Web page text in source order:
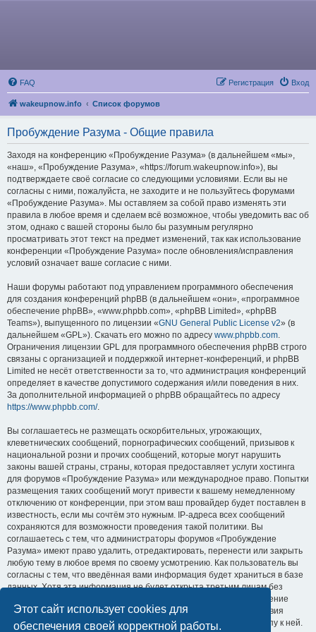
Этот сайт использует cookies для
обеспечения своей корректной работы.
FAQ Вход
Регистрация
wakeupnow.info Список форумов
Пробуждение Разума - Общие правила
Заходя на конференцию «Пробуждение Разума» (в дальнейшем «мы»,
«наш», «Пробуждение Разума», «https://forum.wakeupnow.info»), вы
подтверждаете своё согласие со следующими условиями. Если вы не
согласны с ними, пожалуйста, не заходите и не пользуйтесь форумами
«Пробуждение Разума». Мы оставляем за собой право изменять эти
правила в любое время и сделаем всё возможное, чтобы уведомить вас об
этом, однако с вашей стороны было бы разумным регулярно
просматривать этот текст на предмет изменений, так как использование
конференции «Пробуждение Разума» после обновления/исправления
условий означает ваше согласие с ними.
Наши форумы работают под управлением программного обеспечения
для создания конференций phpBB (в дальнейшем «они», «программное
обеспечение phpBB», «www.phpbb.com», «phpBB Limited», «phpBB
Teams»), выпущенного по лицензии «GNU General Public License v2» (в
дальнейшем «GPL»). Скачать его можно по адресу www.phpbb.com.
Ограничения лицензии GPL для программного обеспечения phpBB строго
связаны с организацией и поддержкой интернет-конференций, и phpBB
Limited не несёт ответственности за то, что администрация конференций
определяет в качестве допустимого содержания и/или поведения в них.
За дополнительной информацией о phpBB обращайтесь по адресу
https://www.phpbb.com/.
Вы соглашаетесь не размещать оскорбительных, угрожающих,
клеветнических сообщений, порнографических сообщений, призывов к
национальной розни и прочих сообщений, которые могут нарушить
законы вашей страны, страны, которая предоставляет услуги хостинга
для форумов «Пробуждение Разума» или международное право. Попытки
размещения таких сообщений могут привести к вашему немедленному
отключению от конференции, при этом ваш провайдер будет поставлен в
известность, если мы сочтём это нужным. IP-адреса всех сообщений
сохраняются для возможности проведения такой политики. Вы
соглашаетесь с тем, что администраторы форумов «Пробуждение
Разума» имеют право удалить, отредактировать, перенести или закрыть
любую тему в любое время по своему усмотрению. Как пользователь вы
согласны с тем, что введённая вами информация будет храниться в базе
данных. Хотя эта информация не будет открыта третьим лицам без
вашего разрешения, ни администрация конференции «Пробуждение
Разума», ни phpBB Limited не может быть ответственна за действия
хакеров, которые могут привести к несанкционированному доступу к ней.